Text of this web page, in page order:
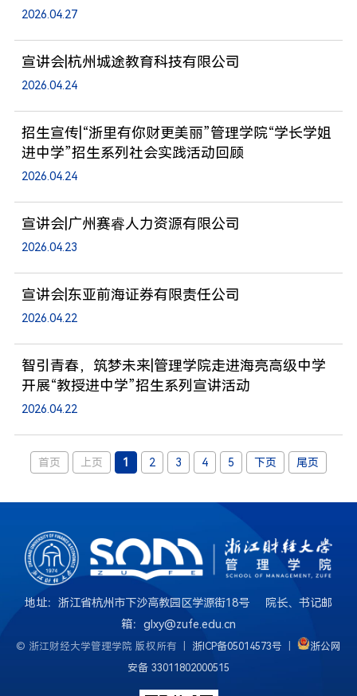
2026.04.27
宣讲会|杭州城途教育科技有限公司
2026.04.24
招生宣传|“浙里有你财更美丽”管理学院“学长学姐
进中学”招生系列社会实践活动回顾
2026.04.24
宣讲会|广州赛睿人力资源有限公司
2026.04.23
宣讲会|东亚前海证券有限责任公司
2026.04.22
智引青春，筑梦未来|管理学院走进海亮高级中学
开展“教授进中学”招生系列宣讲活动
2026.04.22
首页 上页 1 2 3 4 5 下页 尾页
地址：浙江省杭州市下沙高教园区学源街18号 院长、书记邮
箱：glxy@zufe.edu.cn
© 浙江财经大学管理学院 版权所有 | 浙ICP备05014573号
浙公网
安备 33011802000515